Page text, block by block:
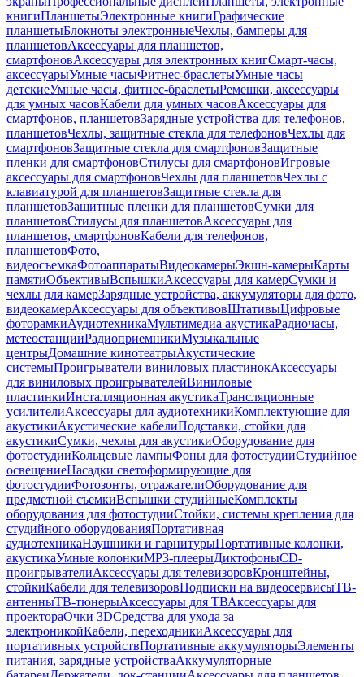
книгиПланшетыЭлектронные книгиГрафические
планшетыБлокноты электронныеЧехлы, бамперы для
планшетовАксессуары для планшетов,
смартфоновАксессуары для электронных книгСмарт-часы,
аксессуарыУмные часыФитнес-браслетыУмные часы
детскиеУмные часы, фитнес-браслетыРемешки, аксессуары
для умных часовКабели для умных часовАксессуары для
смартфонов, планшетовЗарядные устройства для телефонов,
планшетовЧехлы, защитные стекла для телефоновЧехлы для
смартфоновЗащитные стекла для смартфоновЗащитные
пленки для смартфоновСтилусы для смартфоновИгровые
аксессуары для смартфоновЧехлы для планшетовЧехлы с
клавиатурой для планшетовЗащитные стекла для
планшетовЗащитные пленки для планшетовСумки для
планшетовСтилусы для планшетовАксессуары для
планшетов, смартфоновКабели для телефонов,
планшетовФото,
видеосъемкаФотоаппаратыВидеокамерыЭкшн-камерыКарты
памятиОбъективыВспышкиАксессуары для камерСумки и
чехлы для камерЗарядные устройства, аккумуляторы для фото,
видеокамерАксессуары для объективовШтативыЦифровые
фоторамкиАудиотехникаМультимедиа акустикаРадиочасы,
метеостанцииРадиоприемникиМузыкальные
центрыДомашние кинотеатрыАкустические
системыПроигрыватели виниловых пластинокАксессуары
для виниловых проигрывателейВиниловые
пластинкиИнсталляционная акустикаТрансляционные
усилителиАксессуары для аудиотехникиКомплектующие для
акустикиАкустические кабелиПодставки, стойки для
акустикиСумки, чехлы для акустикиОборудование для
фотостудииКольцевые лампыФоны для фотостудииСтудийное
освещениеНасадки светоформирующие для
фотостудииФотозонты, отражателиОборудование для
предметной съемкиВспышки студийныеКомплекты
оборудования для фотостудииСтойки, системы крепления для
студийного оборудованияПортативная
аудиотехникаНаушники и гарнитурыПортативные колонки,
акустикаУмные колонкиMP3-плеерыДиктофоныCD-
проигрывателиАксессуары для телевизоровКронштейны,
стойкиКабели для телевизоровПодписки на видеосервисыТВ-
антенныТВ-тюнерыАксессуары для ТВАксессуары для
проектораОчки 3DСредства для ухода за
электроникойКабели, переходникиАксессуары для
портативных устройствПортативные аккумуляторыЭлементы
питания, зарядные устройстваАккумуляторные